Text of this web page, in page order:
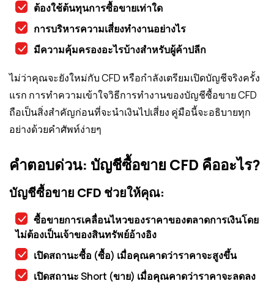
ต้องใช้ต้นทุนการซื้อขายเท่าใด
การบริหารความเสี่ยงทำงานอย่างไร
มีความคุ้มครองอะไรบ้างสำหรับผู้ค้าปลีก
ไม่ว่าคุณจะยังใหม่กับ CFD หรือกำลังเตรียมเปิดบัญชีจริงครั้ง
แรก การทำความเข้าใจวิธีการทำงานของบัญชีซื้อขาย CFD
ถือเป็นสิ่งสำคัญก่อนที่จะนำเงินไปเสี่ยง คู่มือนี้จะอธิบายทุก
อย่างด้วยคำศัพท์ง่ายๆ
คำตอบด่วน: บัญชีซื้อขาย CFD คืออะไร?
บัญชีซื้อขาย CFD ช่วยให้คุณ:
ซื้อขายการเคลื่อนไหวของราคาของตลาดการเงินโดย
ไม่ต้องเป็นเจ้าของสินทรัพย์อ้างอิง
เปิดสถานะซื้อ (ซื้อ) เมื่อคุณคาดว่าราคาจะสูงขึ้น
เปิดสถานะ Short (ขาย) เมื่อคุณคาดว่าราคาจะลดลง